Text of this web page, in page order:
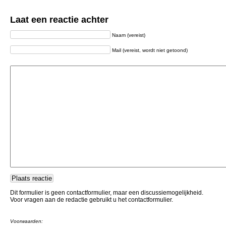
Laat een reactie achter
Naam (vereist)
Mail (vereist, wordt niet getoond)
Dit formulier is geen contactformulier, maar een discussiemogelijkheid.
Voor vragen aan de redactie gebruikt u het contactformulier.
Voorwaarden: